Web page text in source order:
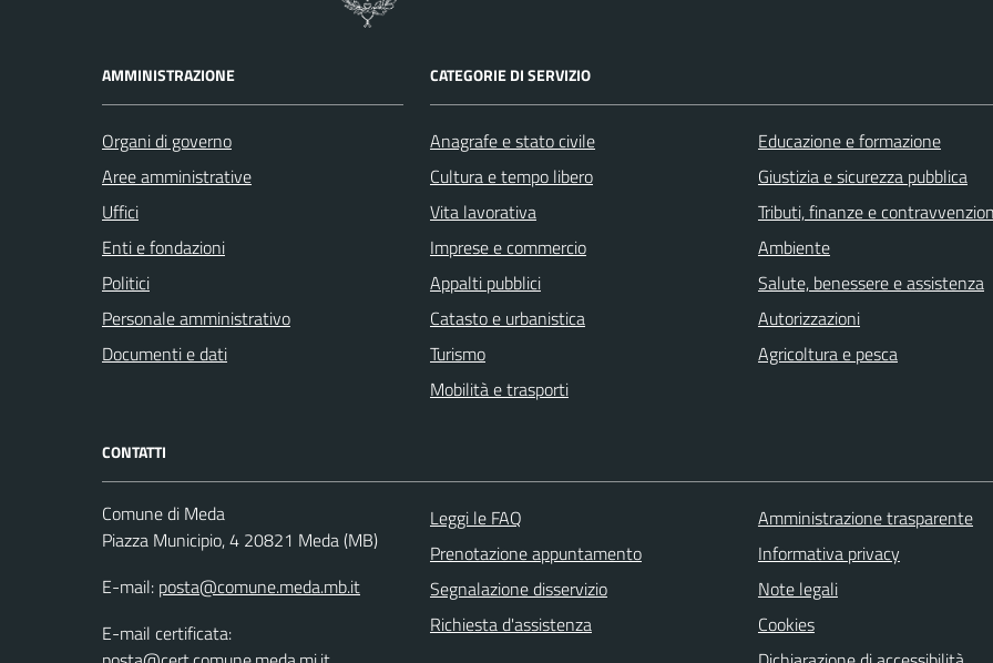
AMMINISTRAZIONE
Organi di governo
Aree amministrative
Uffici
Enti e fondazioni
Politici
Personale amministrativo
Documenti e dati
CATEGORIE DI SERVIZIO
Anagrafe e stato civile
Cultura e tempo libero
Vita lavorativa
Imprese e commercio
Appalti pubblici
Catasto e urbanistica
Turismo
Mobilità e trasporti
Educazione e formazione
Giustizia e sicurezza pubblica
Tributi, finanze e
Ambiente
Salute, benessere e assistenza
Autorizzazioni
Agricoltura e pesca
CONTATTI
Comune di Meda
Piazza Municipio, 4 20821 Meda (MB)
E-mail: posta@comune.meda.mb.it
E-mail certificata:
Leggi le FAQ
Prenotazione appuntamento
Segnalazione disservizio
Richiesta d'assistenza
Amministrazione trasparente
Informativa privacy
Note legali
Cookies